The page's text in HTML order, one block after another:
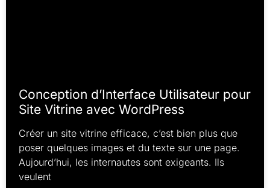
Conception d’Interface Utilisateur pour
Site Vitrine avec WordPress
Créer un site vitrine efficace, c’est bien plus que
poser quelques images et du texte sur une page.
Aujourd’hui, les internautes sont exigeants. Ils
veulent